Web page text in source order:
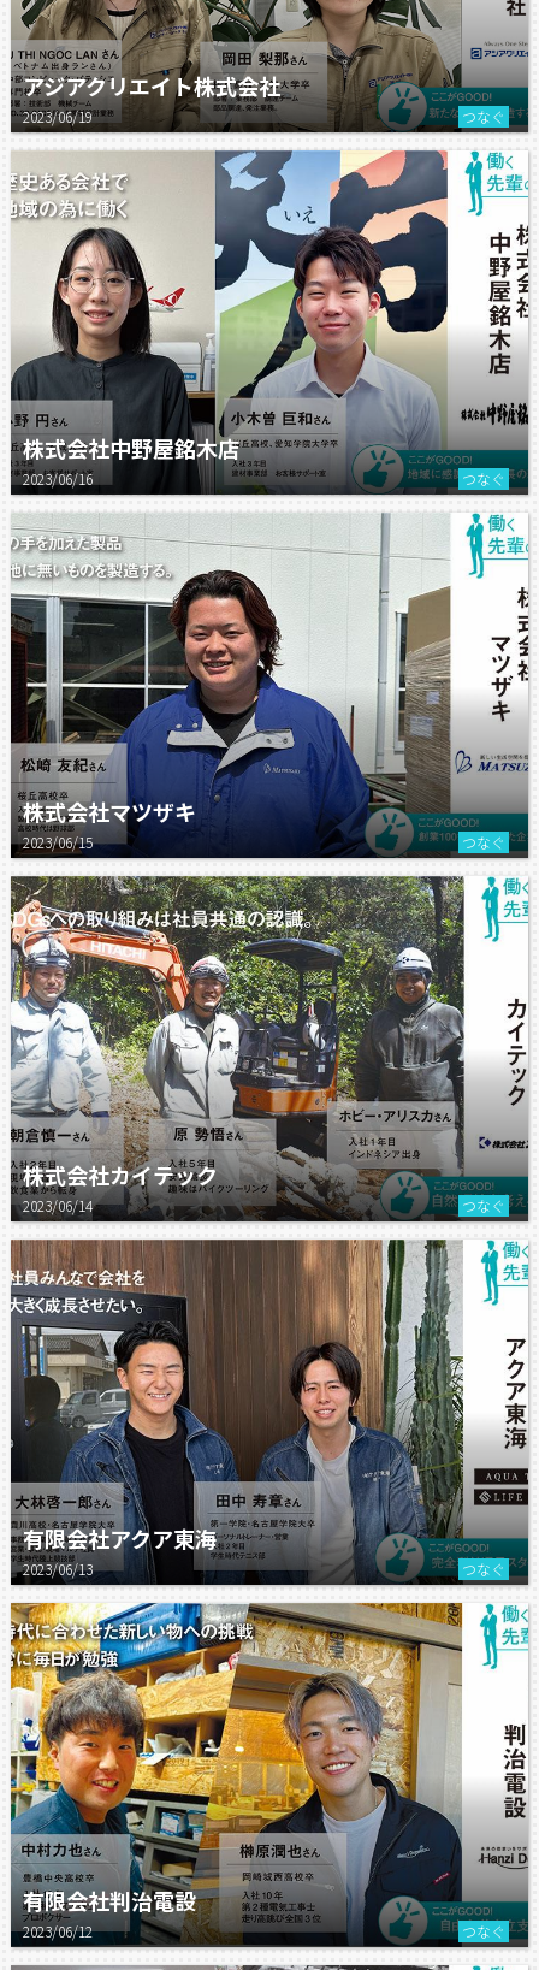
アジアクリエイト株式会社
2023/06/19 つなぐ
株式会社中野屋銘木店
2023/06/16 つなぐ
株式会社マツザキ
2023/06/15 つなぐ
株式会社カイテック
2023/06/14 つなぐ
有限会社アクア東海
2023/06/13 つなぐ
有限会社判治電設
2023/06/12 つなぐ